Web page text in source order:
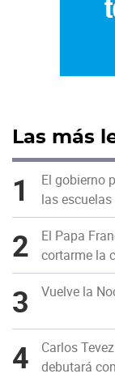
Las más
1
El gobierno
las escuelas
2
El Papa
cortarme la
3 Vuelve la
4
Carlos
debutará